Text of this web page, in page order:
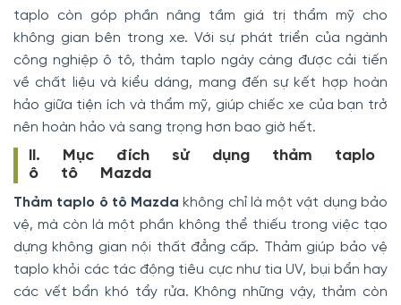
taplo còn góp phần nâng tầm giá trị thẩm mỹ cho
không gian bên trong xe. Với sự phát triển của ngành
công nghiệp ô tô, thảm taplo ngày càng được cải tiến
về chất liệu và kiểu dáng, mang đến sự kết hợp hoàn
hảo giữa tiện ích và thẩm mỹ, giúp chiếc xe của bạn trở
nên hoàn hảo và sang trọng hơn bao giờ hết.
II. Mục đích sử dụng thảm taplo
ô tô Mazda
Thảm taplo ô tô Mazda không chỉ là một vật dụng bảo
vệ, mà còn là một phần không thể thiếu trong việc tạo
dựng không gian nội thất đẳng cấp. Thảm giúp bảo vệ
taplo khỏi các tác động tiêu cực như tia UV, bụi bẩn hay
các vết bẩn khó tẩy rửa. Không những vậy, thảm còn